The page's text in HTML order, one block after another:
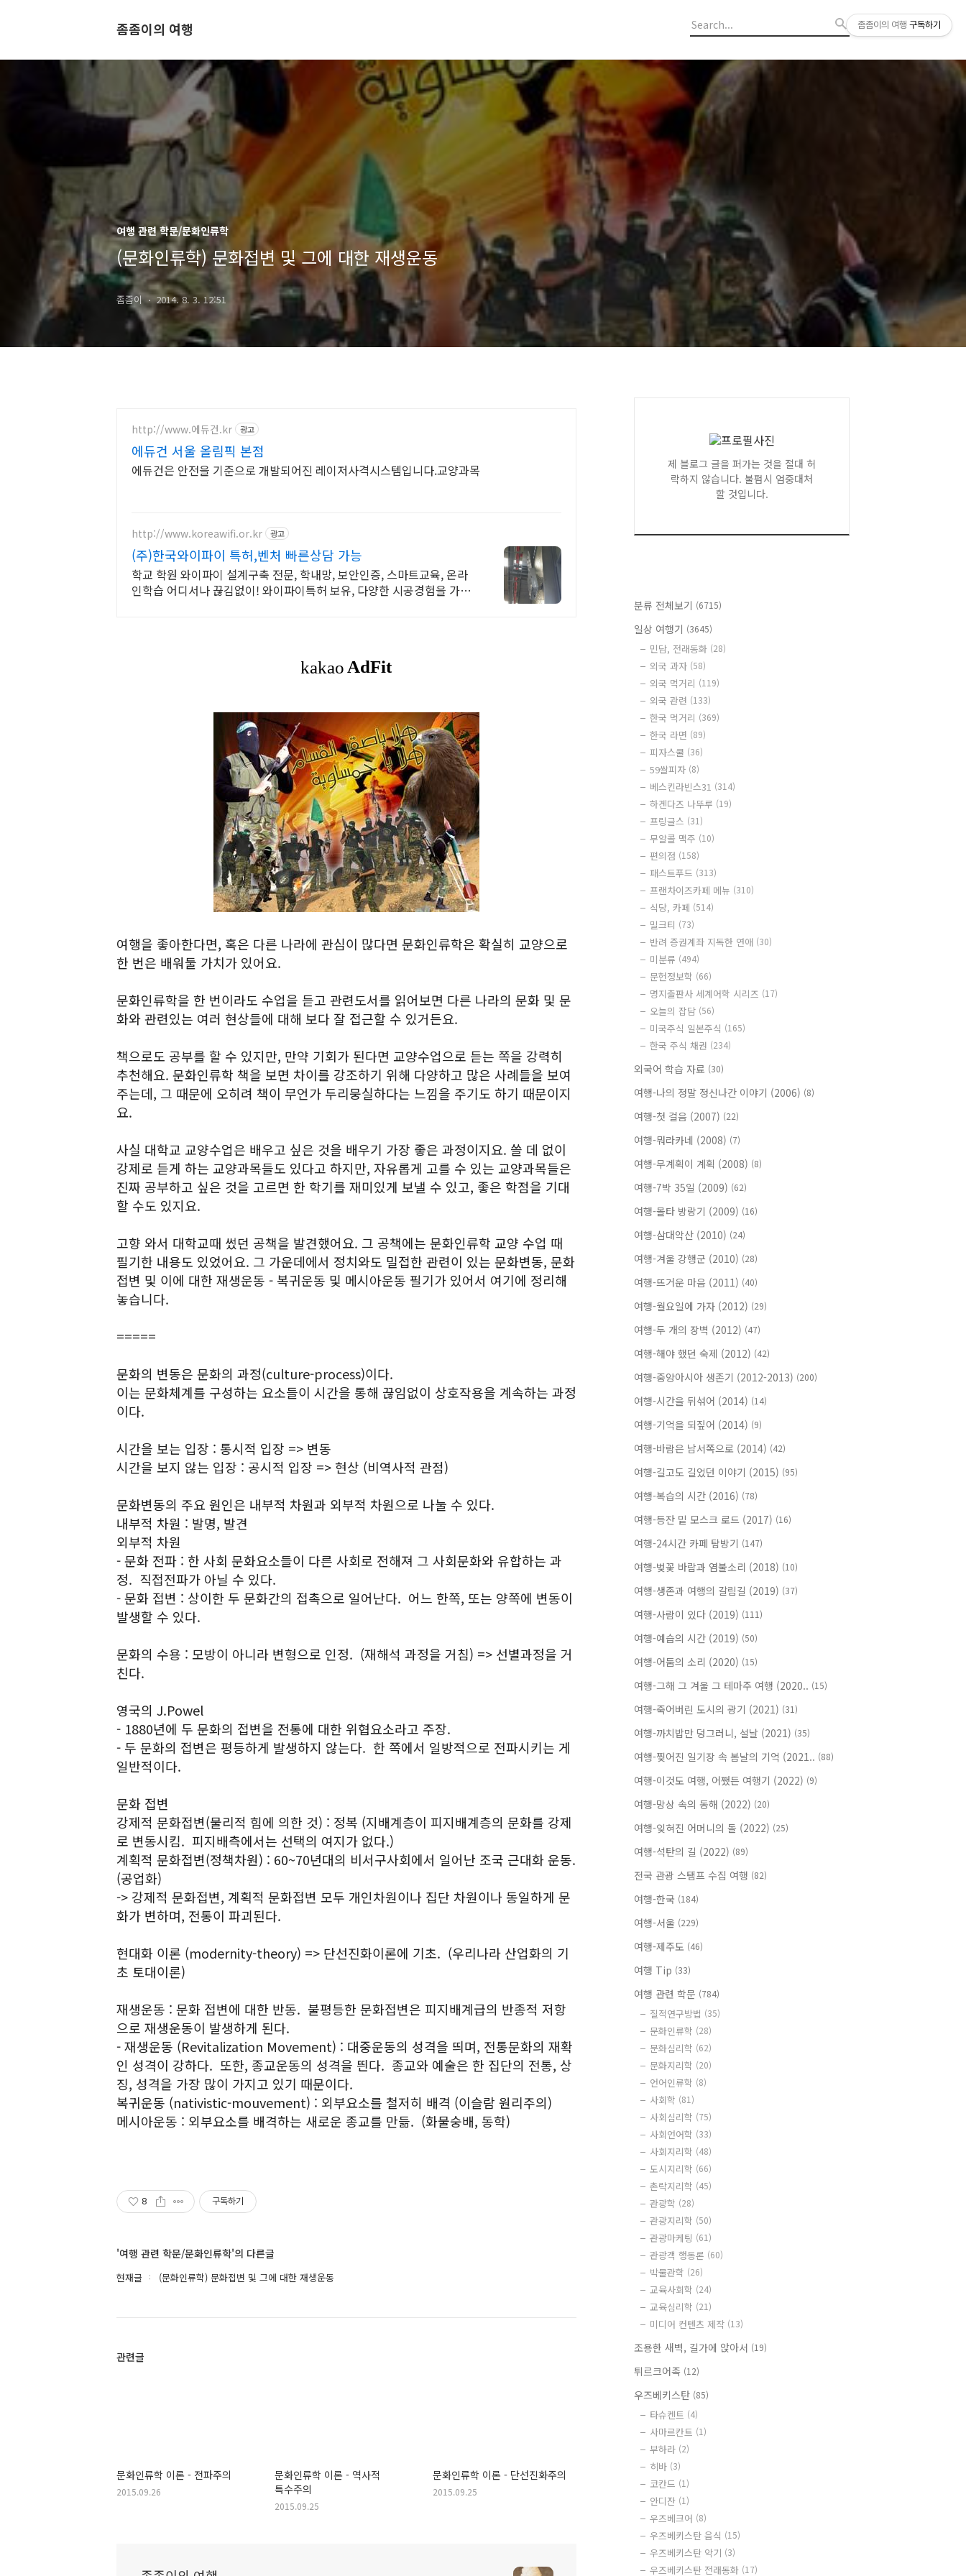
좀좀이의 여행
여행 관련 학문/문화인류학
(문화인류학) 문화접변 및 그에 대한 재생운동
좀좀이 2014. 8. 3. 12:51
http://www.에듀건.kr 광고
에듀건 서울 올림픽 본점
에듀건은 안전을 기준으로 개발되어진 레이저사격시스템입니다.교양과목
http://www.koreawifi.or.kr 광고
(주)한국와이파이 특허,벤처 빠른상담 가능
학교 학원 와이파이 설계구축 전문, 학내망, 보안인증, 스마트교육, 온라
인학습 어디서나 끊김없이! 와이파이특허 보유, 다양한 시공경험을 가진
여행을 좋아한다면, 혹은 다른 나라에 관심이 많다면 문화인류학은 확실히 교양으로
한 번은 배워둘 가치가 있어요.
문화인류학을 한 번이라도 수업을 듣고 관련도서를 읽어보면 다른 나라의 문화 및 문
화와 관련있는 여러 현상들에 대해 보다 잘 접근할 수 있거든요.
책으로도 공부를 할 수 있지만, 만약 기회가 된다면 교양수업으로 듣는 쪽을 강력히
추천해요. 문화인류학 책을 보면 차이를 강조하기 위해 다양하고 많은 사례들을 보여
주는데, 그 때문에 오히려 책이 무언가 두리뭉실하다는 느낌을 주기도 하기 때문이지
요.
사실 대학교 교양수업은 배우고 싶은 것을 배우기 가장 좋은 과정이지요. 쓸 데 없이
강제로 듣게 하는 교양과목들도 있다고 하지만, 자유롭게 고를 수 있는 교양과목들은
진짜 공부하고 싶은 것을 고르면 한 학기를 재미있게 보낼 수 있고, 좋은 학점을 기대
할 수도 있지요.
고향 와서 대학교때 썼던 공책을 발견했어요. 그 공책에는 문화인류학 교양 수업 때
필기한 내용도 있었어요. 그 가운데에서 정치와도 밀접한 관련이 있는 문화변동, 문화
접변 및 이에 대한 재생운동 - 복귀운동 및 메시아운동 필기가 있어서 여기에 정리해
놓습니다.
=====
문화의 변동은 문화의 과정(culture-process)이다.
이는 문화체계를 구성하는 요소들이 시간을 통해 끊임없이 상호작용을 계속하는 과정
이다.
시간을 보는 입장 : 통시적 입장 => 변동
시간을 보지 않는 입장 : 공시적 입장 => 현상 (비역사적 관점)
문화변동의 주요 원인은 내부적 차원과 외부적 차원으로 나눌 수 있다.
내부적 차원 : 발명, 발견
외부적 차원
- 문화 전파 : 한 사회 문화요소들이 다른 사회로 전해져 그 사회문화와 유합하는 과
정. 직접전파가 아닐 수 있다.
- 문화 접변 : 상이한 두 문화간의 접촉으로 일어난다. 어느 한쪽, 또는 양쪽에 변동이
발생할 수 있다.
문화의 수용 : 모방이 아니라 변형으로 인정. (재해석 과정을 거침) => 선별과정을 거
친다.
영국의 J.Powel
- 1880년에 두 문화의 접변을 전통에 대한 위협요소라고 주장.
- 두 문화의 접변은 평등하게 발생하지 않는다. 한 쪽에서 일방적으로 전파시키는 게
일반적이다.
문화 접변
강제적 문화접변(물리적 힘에 의한 것) : 정복 (지배계층이 피지배계층의 문화를 강제
로 변동시킴. 피지배측에서는 선택의 여지가 없다.)
계획적 문화접변(정책차원) : 60~70년대의 비서구사회에서 일어난 조국 근대화 운동.
(공업화)
-> 강제적 문화접변, 계획적 문화접변 모두 개인차원이나 집단 차원이나 동일하게 문
화가 변하며, 전통이 파괴된다.
현대화 이론 (modernity-theory) => 단선진화이론에 기초. (우리나라 산업화의 기
초 토대이론)
재생운동 : 문화 접변에 대한 반동. 불평등한 문화접변은 피지배계급의 반종적 저항
으로 재생운동이 발생하게 된다.
- 재생운동 (Revitalization Movement) : 대중운동의 성격을 띄며, 전통문화의 재확
인 성격이 강하다. 또한, 종교운동의 성격을 띈다. 종교와 예술은 한 집단의 전통, 상
징, 성격을 가장 많이 가지고 있기 때문이다.
복귀운동 (nativistic-mouvement) : 외부요소를 철저히 배격 (이슬람 원리주의)
메시아운동 : 외부요소를 배격하는 새로운 종교를 만듦. (화물숭배, 동학)
8 구독하기
'여행 관련 학문/문화인류학'의 다른글
현재글 (문화인류학) 문화접변 및 그에 대한 재생운동
관련글
문화인류학 이론 - 전파주의
2015.09.26
문화인류학 이론 - 역사적
특수주의
2015.09.25
문화인류학 이론 - 단선진화주의
2015.09.25
제 블로그 글을 퍼가는 것을 절대 허
락하지 않습니다. 불펌시 엄중대처
할 것입니다.
분류 전체보기 (6715)
일상 여행기 (3645)
민담, 전래동화 (28)
외국 과자 (58)
외국 먹거리 (119)
외국 관련 (133)
한국 먹거리 (369)
한국 라면 (89)
피자스쿨 (36)
59쌀피자 (8)
베스킨라빈스31 (314)
하겐다즈 나뚜루 (19)
프링글스 (31)
무알콜 맥주 (10)
편의점 (158)
패스트푸드 (313)
프랜차이즈카페 메뉴 (310)
식당, 카페 (514)
밀크티 (73)
반려 증권계좌 지독한 연애 (30)
미분류 (494)
문헌정보학 (66)
명지출판사 세계어학 시리즈 (17)
오늘의 잡담 (56)
미국주식 일본주식 (165)
한국 주식 채권 (234)
외국어 학습 자료 (30)
여행-나의 정말 정신나간 이야기 (2006) (8)
여행-첫 걸음 (2007) (22)
여행-뭐라카네 (2008) (7)
여행-무계획이 계획 (2008) (8)
여행-7박 35일 (2009) (62)
여행-몰타 방랑기 (2009) (16)
여행-삼대악산 (2010) (24)
여행-겨울 강행군 (2010) (28)
여행-뜨거운 마음 (2011) (40)
여행-월요일에 가자 (2012) (29)
여행-두 개의 장벽 (2012) (47)
여행-해야 했던 숙제 (2012) (42)
여행-중앙아시아 생존기 (2012-2013) (200)
여행-시간을 뒤섞어 (2014) (14)
여행-기억을 되짚어 (2014) (9)
여행-바람은 남서쪽으로 (2014) (42)
여행-길고도 길었던 이야기 (2015) (95)
여행-복습의 시간 (2016) (78)
여행-등잔 밑 모스크 로드 (2017) (16)
여행-24시간 카페 탐방기 (147)
여행-벚꽃 바람과 염불소리 (2018) (10)
여행-생존과 여행의 갈림길 (2019) (37)
여행-사람이 있다 (2019) (111)
여행-예습의 시간 (2019) (50)
여행-어둠의 소리 (2020) (15)
여행-그해 그 겨울 그 테마주 여행 (2020.. (15)
여행-죽어버린 도시의 광기 (2021) (31)
여행-까치밥만 덩그러니, 설날 (2021) (35)
여행-찢어진 일기장 속 봄날의 기억 (2021.. (88)
여행-이것도 여행, 어쨌든 여행기 (2022) (9)
여행-망상 속의 동해 (2022) (20)
여행-잊혀진 어머니의 돌 (2022) (25)
여행-석탄의 길 (2022) (89)
전국 관광 스탬프 수집 여행 (82)
여행-한국 (184)
여행-서울 (229)
여행-제주도 (46)
여행 Tip (33)
여행 관련 학문 (784)
질적연구방법 (35)
문화인류학 (28)
문화심리학 (62)
문화지리학 (20)
언어인류학 (8)
사회학 (81)
사회심리학 (75)
사회언어학 (33)
사회지리학 (48)
도시지리학 (66)
촌락지리학 (45)
관광학 (28)
관광지리학 (50)
관광마케팅 (61)
관광객 행동론 (60)
박물관학 (26)
교육사회학 (24)
교육심리학 (21)
미디어 컨텐츠 제작 (13)
조용한 새벽, 길가에 앉아서 (19)
튀르크어족 (12)
우즈베키스탄 (85)
타슈켄트 (4)
사마르칸트 (1)
부하라 (2)
히바 (3)
코칸드 (1)
안디잔 (1)
우즈베크어 (8)
우즈베키스탄 음식 (15)
우즈베키스탄 악기 (3)
우즈베키스탄 전래동화 (17)
좀좀이의 여행 구독하기